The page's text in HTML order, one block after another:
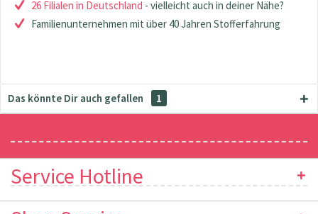
26 Filialen in Deutschland - vielleicht auch in deiner Nähe?
Familienunternehmen mit über 40 Jahren Stofferfahrung
Das könnte Dir auch gefallen 1
Service Hotline